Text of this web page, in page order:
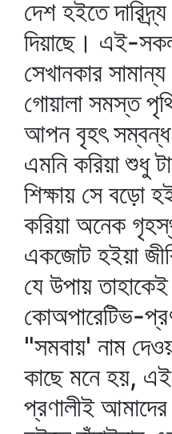
দেশ হইতে
দিয়াছে। এই-
সেখানকার
গোয়ালা সমস্ত
আপন বৃহৎ সম্বন্ধ
এমনি করিয়া শুধু
শিক্ষায় সে বড়ো
করিয়া অনেক
একজোট হইয়া
যে উপায়
কোঅপারেটিভ-
"সমবায়' নাম
কাছে মনে হয়,
প্রণালীই আমাদের